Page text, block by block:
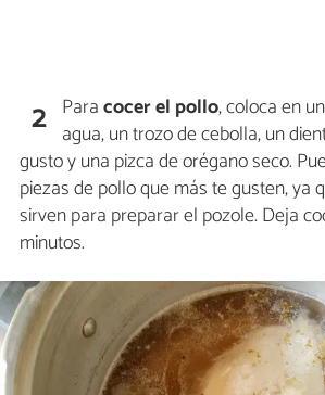
2 Paracocer el pollo, coloca en
agua, un trozo de cebolla, un
gusto y una pizca de orégano seco.
piezas de pollo que más te gusten, ya
sirven para preparar el pozole. Deja
minutos.